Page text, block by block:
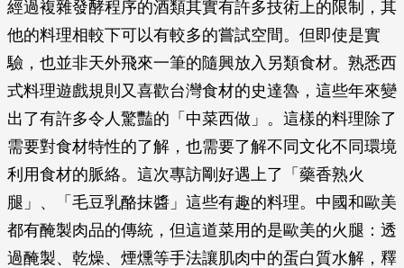
經過複雜發酵程序的酒類其實有許多技術上的限制，其
他的料理相較下可以有較多的嘗試空間。但即使是實
驗，也並非天外飛來一筆的隨興放入另類食材。熟悉西
式料理遊戲規則又喜歡台灣食材的史達魯，這些年來變
出了有許多令人驚豔的「中菜西做」。這樣的料理除了
需要對食材特性的了解，也需要了解不同文化不同環境
利用食材的脈絡。這次專訪剛好遇上了「藥香熟火
腿」、「毛豆乳酪抹醬」這些有趣的料理。中國和歐美
都有醃製肉品的傳統，但這道菜用的是歐美的火腿：透
過醃製、乾燥、煙燻等手法讓肌肉中的蛋白質水解，釋